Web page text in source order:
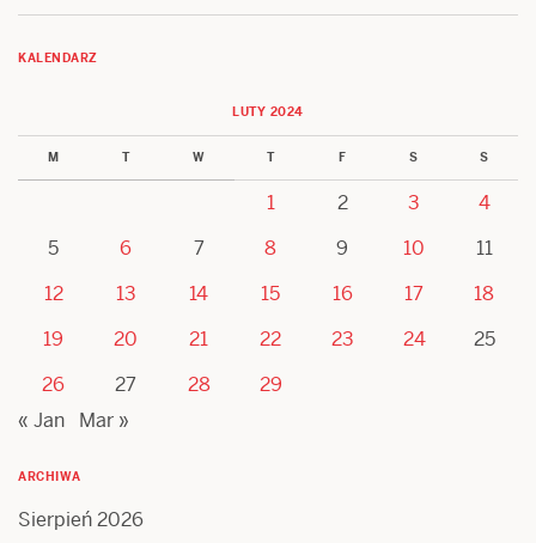
KALENDARZ
LUTY 2024
M T W T F S S
1 2 3
4
5
6 7 8 9 10
11
12
13 14 15 16 17
18
19
20 21 22 23 24
25
26
27 28
29
« Jan
Mar »
ARCHIWA
Sierpień 2026